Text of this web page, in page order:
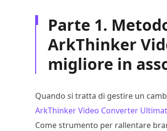
Parte 1.
ArkThinker
migliore in
Quando si tratta di gestire un
ArkThinker Video Converter
Come strumento per rallentare